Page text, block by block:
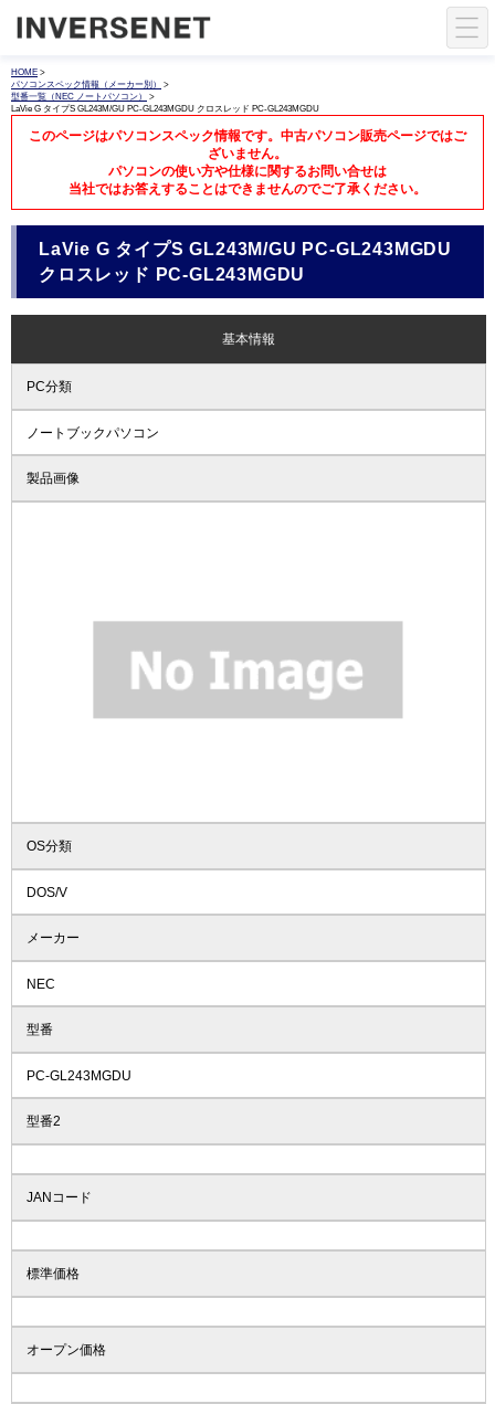
HOME >
パソコンスペック情報（メーカー別）
>
型番一覧（NEC ノートパソコン）
>
LaVie G タイプS GL243M/GU PC-GL243MGDU クロスレッド PC-GL243MGDU
このページはパソコンスペック情報です。中古パソコン販売ページではご
ざいません。
パソコンの使い方や仕様に関するお問い合せは
当社ではお答えすることはできませんのでご了承ください。
LaVie G タイプS GL243M/GU PC-GL243MGDU
クロスレッド PC-GL243MGDU
基本情報
PC分類
ノートブックパソコン
製品画像
OS分類
DOS/V
メーカー
NEC
型番
PC-GL243MGDU
型番2
JANコード
標準価格
オープン価格